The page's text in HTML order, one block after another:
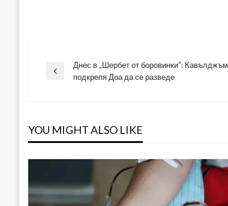
Навигация
Previous
Днес в „Шербет от боровинки“: Кавълджъм
подкрепя Доа да се разведе
YOU MIGHT ALSO LIKE